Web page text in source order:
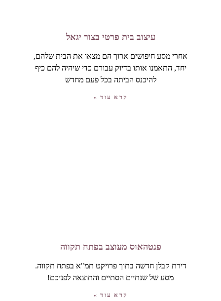
עיצוב בית פרטי בצור יגאל
אחרי מסע חיפושים ארוך הם מצאו את הבית שלהם,
יחד, התאמנו אותו בדיוק עבורם כדי שיהיה להם כיף
להיכנס הביתה בכל פעם מחדש
קרא עוד »
פנטהאוס מעוצב בפתח תקווה
דירת קבלן חדשה בתוך פרויקט תמ"א בפתח תקווה.
מסע של שנתיים הסתיים והתוצאה לפניכם!
קרא עוד »